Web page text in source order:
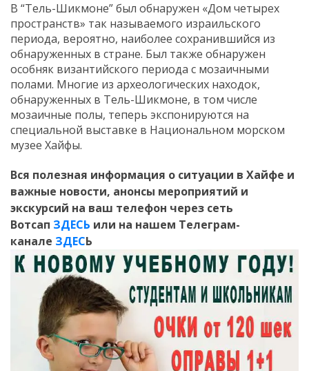
В “Тель-Шикмоне” был обнаружен «Дом четырех
пространств» так называемого израильского
периода, вероятно, наиболее сохранившийся из
обнаруженных в стране. Был также обнаружен
особняк византийского периода с мозаичными
полами. Многие из археологических находок,
обнаруженных в Тель-Шикмоне, в том числе
мозаичные полы, теперь экспонируются на
специальной выставке в Национальном морском
музее Хайфы.
Вся полезная информация о ситуации в Хайфе и
важные новости, анонсы мероприятий и
экскурсий на ваш телефон через сеть
Вотсап ЗДЕСЬ или на нашем Телеграм-
канале ЗДЕСЬ